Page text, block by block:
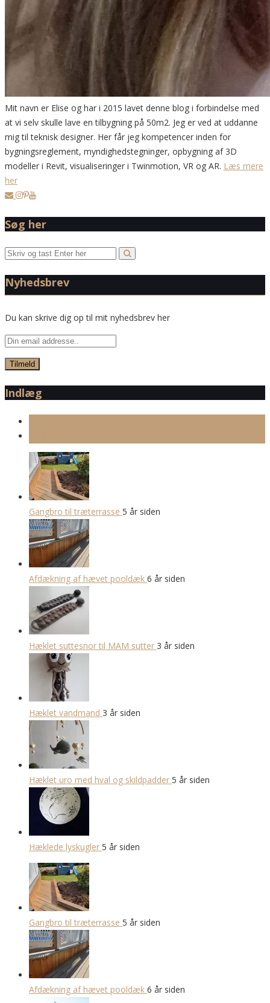
Mit navn er Elise og har i 2015 lavet denne blog i forbindelse med
at vi selv skulle lave en tilbygning på 50m2. Jeg er ved at uddanne
mig til teknisk designer. Her får jeg kompetencer inden for
bygningsreglement, myndighedstegninger, opbygning af 3D
modeller i Revit, visualiseringer i Twinmotion, VR og AR. Læs mere
her
Søg her
Nyhedsbrev
Du kan skrive dig op til mit nyhedsbrev her
Indlæg
Gangbro til træterrasse 5 år siden
Afdækning af hævet pooldæk 6 år siden
Hæklet suttesnor til MAM sutter 3 år siden
Hæklet vandmand 3 år siden
Hæklet uro med hval og skildpadder 5 år siden
Hæklede lyskugler 5 år siden
Gangbro til træterrasse 5 år siden
Afdækning af hævet pooldæk 6 år siden